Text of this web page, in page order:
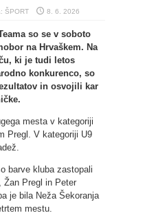
ŠPORT 8. 6. 2026
so se v soboto
na Hrvaškem. Na
ki je tudi letos
konkurenco, so
in osvojili kar
mesta v kategoriji
Pregl. V kategoriji U9
barve kluba zastopali
Žan Pregl in Peter
je bila Neža Šekoranja
mestu.